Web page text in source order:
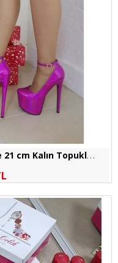
T
anemçelik İnce Topuk Pembe 21 cm Kalın Topuklu Bayan Abiye Ayakkabı